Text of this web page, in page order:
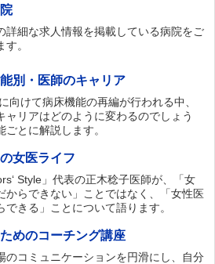
詳細な求人情報を掲載している病院をご
す。
別・医師のキャリア
向けて病床機能の再編が行われる中、
ャリアはどのように変わるのでしょう
ごとに解説します。
女医ライフ
Style」代表の正木稔子医師が、「女
からできない」ことではなく、「女性医
できる」ことについて語ります。
めのコーチング講座
のコミュニケーションを円滑にし、自分